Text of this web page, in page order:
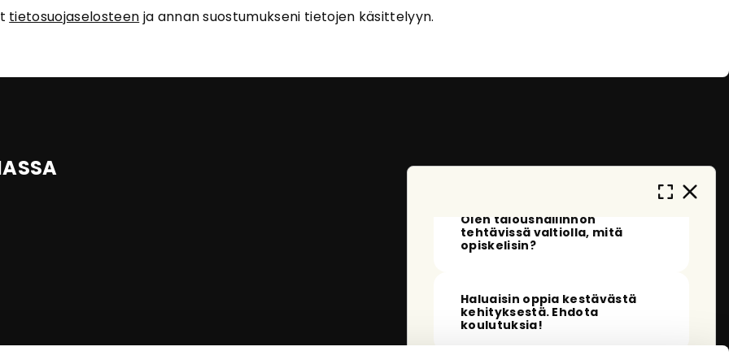
tietosuojaselosteen ja annan suostumukseni tietojen käsittelyyn.
Mitä voin kysyä sinulta?
Olen taloushallinnon
tehtävissä valtiolla, mitä
opiskelisin?
Haluaisin oppia kestävästä
kehityksestä. Ehdota
koulutuksia!